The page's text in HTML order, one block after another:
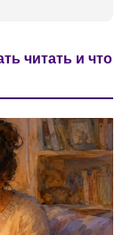
читать и что